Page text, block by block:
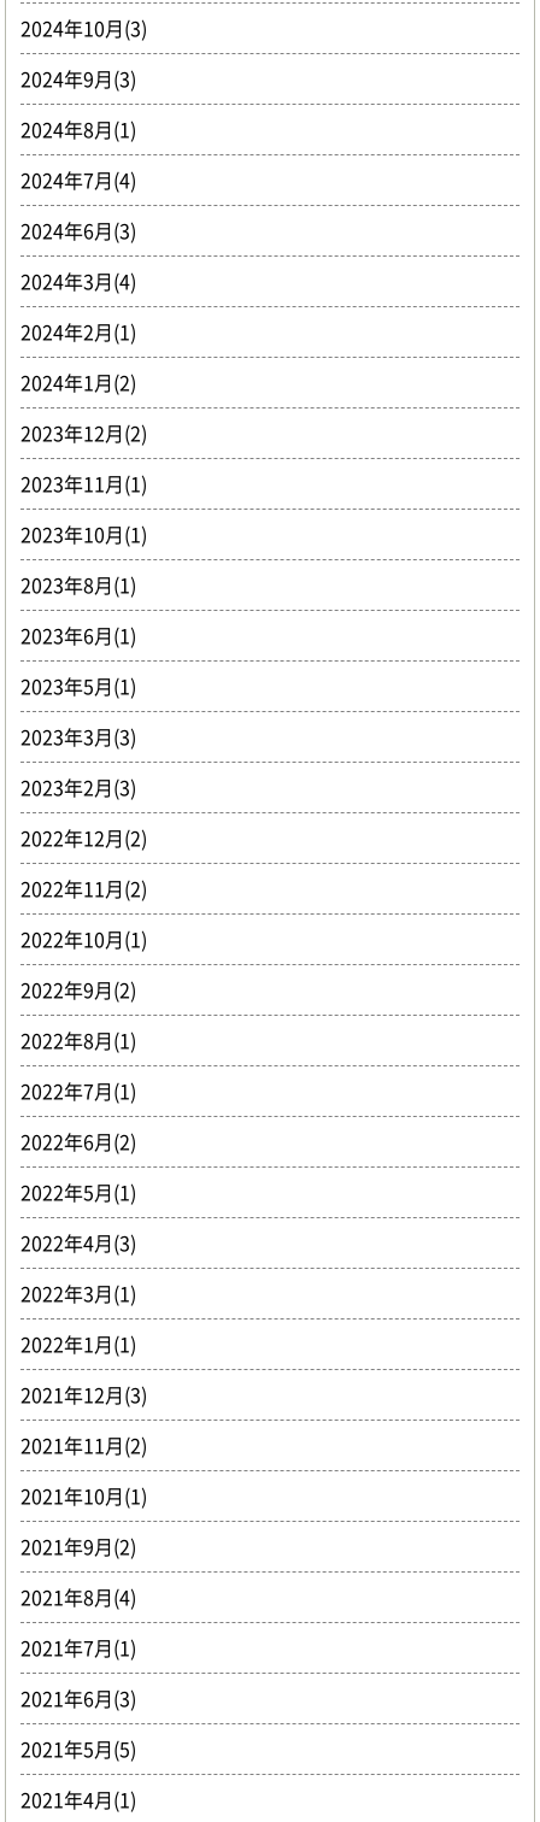
2024年10月(3)
2024年9月(3)
2024年8月(1)
2024年7月(4)
2024年6月(3)
2024年3月(4)
2024年2月(1)
2024年1月(2)
2023年12月(2)
2023年11月(1)
2023年10月(1)
2023年8月(1)
2023年6月(1)
2023年5月(1)
2023年3月(3)
2023年2月(3)
2022年12月(2)
2022年11月(2)
2022年10月(1)
2022年9月(2)
2022年8月(1)
2022年7月(1)
2022年6月(2)
2022年5月(1)
2022年4月(3)
2022年3月(1)
2022年1月(1)
2021年12月(3)
2021年11月(2)
2021年10月(1)
2021年9月(2)
2021年8月(4)
2021年7月(1)
2021年6月(3)
2021年5月(5)
2021年4月(1)